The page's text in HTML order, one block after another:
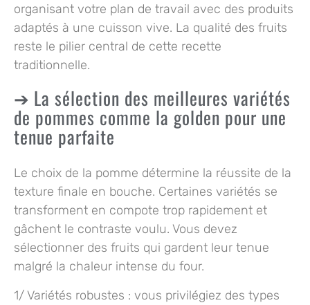
organisant votre plan de travail avec des produits
adaptés à une cuisson vive. La qualité des fruits
reste le pilier central de cette recette
traditionnelle.
La sélection des meilleures variétés
de pommes comme la golden pour une
tenue parfaite
Le choix de la pomme détermine la réussite de la
texture finale en bouche. Certaines variétés se
transforment en compote trop rapidement et
gâchent le contraste voulu. Vous devez
sélectionner des fruits qui gardent leur tenue
malgré la chaleur intense du four.
1/ Variétés robustes : vous privilégiez des types